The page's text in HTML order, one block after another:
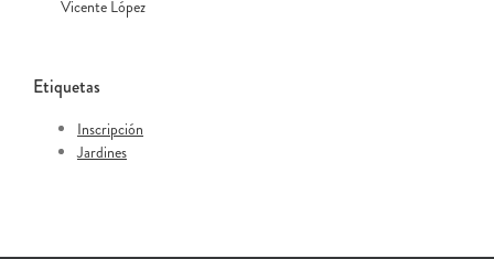
Vicente López
Etiquetas
Inscripción
Jardines